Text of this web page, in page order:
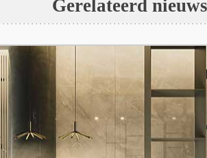
Gerelateerd nieuws